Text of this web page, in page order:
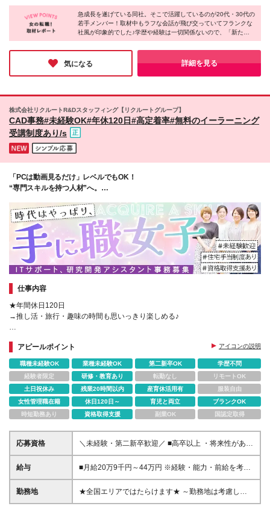
間と一緒に仕事を楽しみたい なりたい将来像が決ま
っていなくてもOK！ まずは業界のこと・会社のこと
を 仕事をしながら知ってもらい、 そのうえでサポー
ト部署と相談しながら 長期的なキャリアプランを一
緒に考えましょう♪
円以上 【関西】 月給27.5万円以上 【中部】 月給26.5
万円以上 【東北】 月給24.5万円以上 【北海道】 月給
24.0万円以上 【九州・中四国】 月給25.5万円以上 ＜
額別途支給） 【首都圏・関東・北信越】 月給25.0万
円以上 【関 西・中部】 月給24.5万円以上 【東
業代は残業の有無に関わらず支給し、超過分は別途全
額支給いたします ①②の給与形態はご本人様と相談
青森、秋田、岩手、宮城、福島、山形 ■関西 大阪、兵
庫、京都、奈良、和歌山、滋賀 ■中部・北信越 新潟、
富山、石川、福井、山梨、長野、岐阜、静岡、愛知 ■
九州 福岡、佐賀、長崎、大分、熊本、宮崎、鹿児
島、沖縄 ■中四国 鳥取、島根、岡山、広島、山口、徳
島、香川、愛媛、高知 ■北海道 本社/東京都千代田区
2-3-5麹町三葉ビル 麹町オフィス/千代田区麹町4-8麹
3-4-10アルティメイト名駅1st 九州支店/福岡市博多区
博多駅東2-10-35博多プライムイースト 北海道支店/札
幌市北区北7条西2-20NCO札幌駅北口 キャリア開発オ
急成長を遂げている同社。そこで活躍しているのが20代・30代の
若手メンバー！取材中もラフな会話が飛び交っていてフランクな
社風が印象的でした♪学歴や経験は一切関係ないので、「新たな
キャリアを踏み出したい」そんな方にはとっておきの会社です！
気になる 詳細を見る
株式会社リクルートR&Dスタッフィング【リクルートグループ】
CAD事務#未経験OK#年休120日#高定着率#無料のイーラーニング
受講制度あり/s
「PCは動画見るだけ」レベルでもOK！
“専門スキルを持つ人材”へ。
仕事内容
★年間休日120日
→推し活・旅行・趣味の時間も思いっきり楽しめる♪
→安定した収入で、将来も安心◎
★通信教育の受講制度あり
→働きながらスキルアップ！
アピールポイント アイコンの説明
職種未経験OK 業種未経験OK 第二新卒OK
学歴不問
経験者限定
研修・教育あり 転勤なし
リモートOK
土日祝休み
残業20時間以内 産育休活用有
服装自由
女性管理職在籍
休日120日～ 育児と両立
ブランクOK
時短勤務あり
資格取得支援 副業OK 国認定取得
応募資格
＼未経験・第二新卒歓迎／ ■高卒以上 ・将来性があり
そうだと思ったから ・正社員としてしっかり稼ぎた
い ・手に職つけたくて など志望理由は何でもOK！ 仕
安心してご応募ください♪
給与
■月給20万9千円～44万円 ※経験・能力・前給を考慮
の上、決定いたします ※時間外手当100％支給 ※派遣
就業先が変更となる場合には、就業規則、労使協定等
勤務地
★全国エリアではたらけます★ ～勤務地は考慮しま
す～ ■東北エリア／青森・岩手・宮城・秋田・山形・